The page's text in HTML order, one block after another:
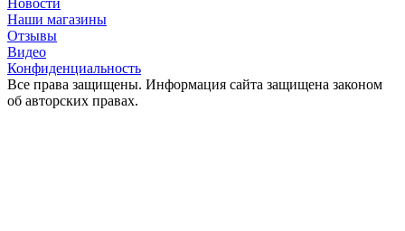
Наши магазины
Отзывы
Видео
Конфиденциальность
Все права защищены. Информация сайта защищена законом
об авторских правах.